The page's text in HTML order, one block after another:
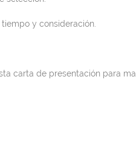
y consideración.
carta de presentación para